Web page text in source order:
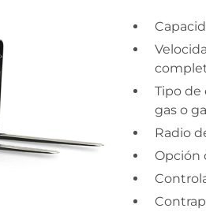
Tipo de
gas o
Radio
Opción